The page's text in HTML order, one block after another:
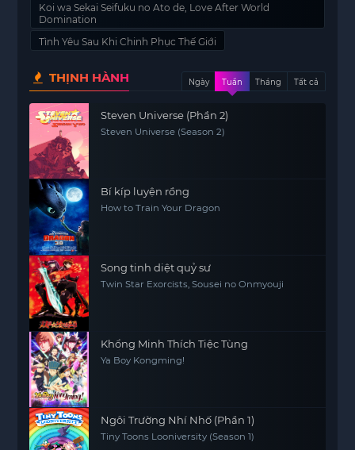
Koi wa Sekai Seifuku no Ato de, Love After World
Domination
Tình Yêu Sau Khi Chinh Phục Thế Giới
THỊNH HÀNH Ngày Tuần Tháng Tất cả
Steven Universe (Phần 2)
Steven Universe (Season 2)
Bí kíp luyện rồng
How to Train Your Dragon
Song tinh diệt quỷ sư
Twin Star Exorcists, Sousei no Onmyouji
Khổng Minh Thích Tiệc Tùng
Ya Boy Kongming!
Ngôi Trường Nhí Nhố (Phần 1)
Tiny Toons Looniversity (Season 1)